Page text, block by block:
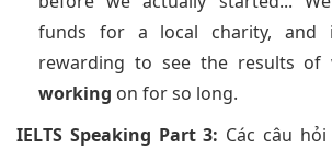
funds for a local charity, and
rewarding to see the results of
working on for so long.
IELTS Speaking Part 3: Các câu